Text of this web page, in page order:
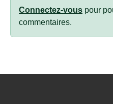
Connectez-vous pour
commentaires.